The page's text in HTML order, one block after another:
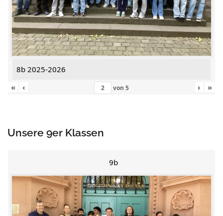
8b 2025-2026
«
‹ von 5 › »
Unsere 9er Klassen
9b